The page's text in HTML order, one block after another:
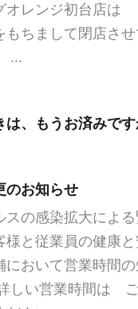
オレンジ初台店は
もちまして閉店さ
...
は、もうお済みです
のお知らせ
スの感染拡大によ
様と従業員の健康
おいて営業時間の
しい営業時間は